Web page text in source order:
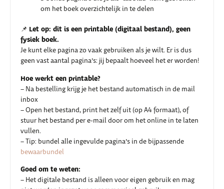
om het boek overzichtelijk in te delen
📌 Let op: dit is een printable (digitaal bestand), geen
fysiek boek.
Je kunt elke pagina zo vaak gebruiken als je wilt. Er is dus
geen vast aantal pagina’s: jij bepaalt hoeveel het er worden!
Hoe werkt een printable?
– Na bestelling krijg je het bestand automatisch in de mail
inbox
– Open het bestand, print het zelf uit (op A4 formaat), of
stuur het bestand per e-mail door om het online in te laten
vullen.
– Tip: bundel alle ingevulde pagina’s in de bijpassende
bewaarbundel
Goed om te weten:
– Het digitale bestand is alleen voor eigen gebruik en mag